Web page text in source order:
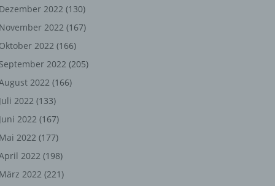
Dezember 2022 (130)
November 2022 (167)
Oktober 2022 (166)
September 2022 (205)
2022 (166)
Juli 2022 (133)
Juni 2022 (167)
Mai 2022 (177)
2022 (198)
März 2022 (221)
oder